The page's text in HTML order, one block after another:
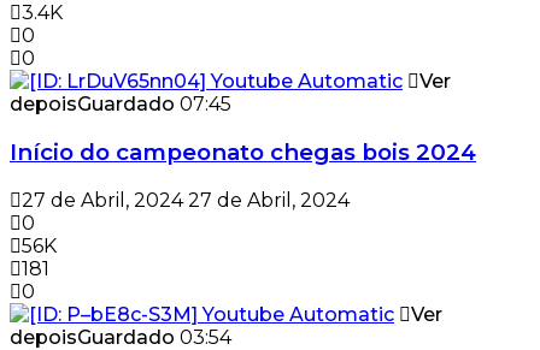
3.4K
0
0
Ver
depoisGuardado 07:45
Início do campeonato chegas bois 2024
27 de Abril, 2024 27 de Abril, 2024
0
56K
181
0
Ver
depoisGuardado 03:54